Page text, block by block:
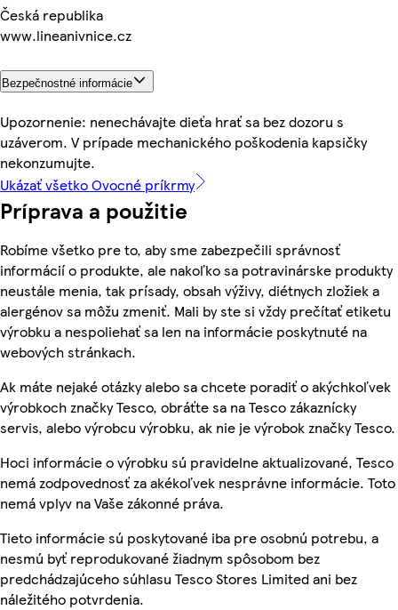
Česká republika
www.lineanivnice.cz
Bezpečnostné informácie
Upozornenie: nenechávajte dieťa hrať sa bez dozoru s
uzáverom. V prípade mechanického poškodenia kapsičky
nekonzumujte.
Ukázať všetko Ovocné príkrmy
Príprava a použitie
Robíme všetko pre to, aby sme zabezpečili správnosť
informácií o produkte, ale nakoľko sa potravinárske produkty
neustále menia, tak prísady, obsah výživy, diétnych zložiek a
alergénov sa môžu zmeniť. Mali by ste si vždy prečítať etiketu
výrobku a nespoliehať sa len na informácie poskytnuté na
webových stránkach.
Ak máte nejaké otázky alebo sa chcete poradiť o akýchkoľvek
výrobkoch značky Tesco, obráťte sa na Tesco zákaznícky
servis, alebo výrobcu výrobku, ak nie je výrobok značky Tesco.
Hoci informácie o výrobku sú pravidelne aktualizované, Tesco
nemá zodpovednosť za akékoľvek nesprávne informácie. Toto
nemá vplyv na Vaše zákonné práva.
Tieto informácie sú poskytované iba pre osobnú potrebu, a
nesmú byť reprodukované žiadnym spôsobom bez
predchádzajúceho súhlasu Tesco Stores Limited ani bez
náležitého potvrdenia.